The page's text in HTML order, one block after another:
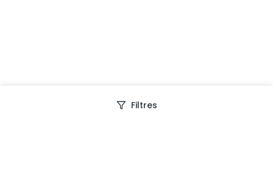
Filtres